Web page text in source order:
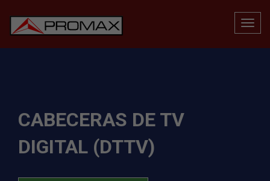
CABECERAS DE TV
DIGITAL (DTTV)